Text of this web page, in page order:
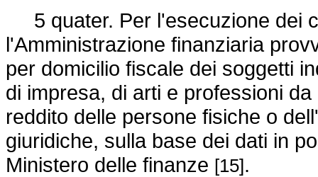
5 quater. Per l'esecuzione dei
l'Amministrazione finanziaria
per domicilio fiscale dei soggetti
di impresa, di arti e professioni
reddito delle persone fisiche o
giuridiche, sulla base dei dati in
Ministero delle finanze [15].